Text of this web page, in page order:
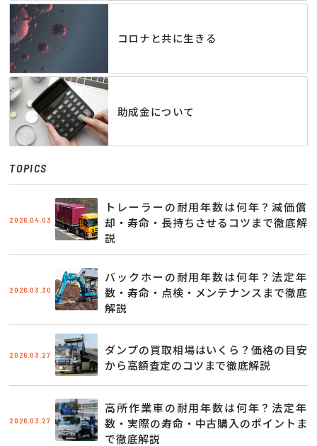
コロナと共に生きる
助成金について
TOPICS
2026.04.03
トレーラーの耐用年数は何年？減価償
却・寿命・長持ちさせるコツまで徹底解
説
2026.03.30
バックホーの耐用年数は何年？法定年
数・寿命・点検・メンテナンスまで徹底
解説
2026.03.27
ダンプの買取相場はいくら？価格の目安
から高額査定のコツまで徹底解説
2026.03.27
高所作業車の耐用年数は何年？法定年
数・実際の寿命・中古購入のポイントま
で徹底解説